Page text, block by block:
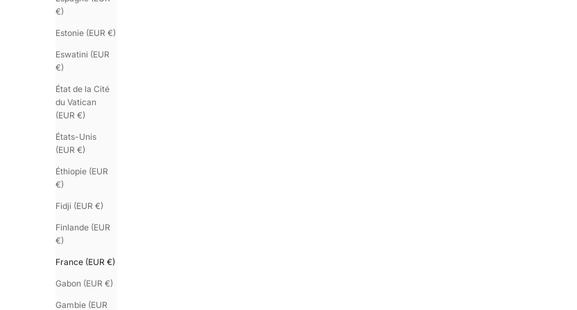
€)
Estonie (EUR €)
Eswatini (EUR
€)
État de la Cité
du Vatican
(EUR €)
États-Unis
(EUR €)
Éthiopie (EUR
€)
Fidji (EUR €)
Finlande (EUR
€)
France (EUR €)
Gabon (EUR €)
Gambie (EUR